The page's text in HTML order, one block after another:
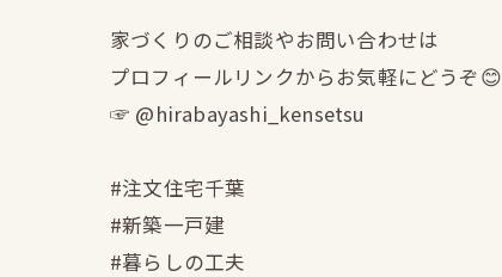
家づくりのご相談やお問い合わせは
プロフィールリンクからお気軽にどうぞ😊
☞ @hirabayashi_kensetsu
#注文住宅千葉
#新築一戸建
#暮らしの工夫